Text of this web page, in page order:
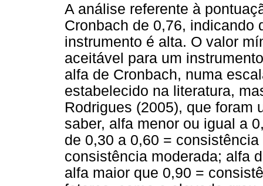
A análise referente à
Cronbach de 0,76, indicando
instrumento é alta. O valor
aceitável para um
alfa de Cronbach, numa
estabelecido na literatura,
Rodrigues (2005), que foram
saber, alfa menor ou igual a
de 0,30 a 0,60 =
consistência moderada; alfa
alfa maior que 0,90 =